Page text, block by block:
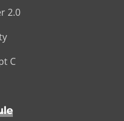
2.0
C